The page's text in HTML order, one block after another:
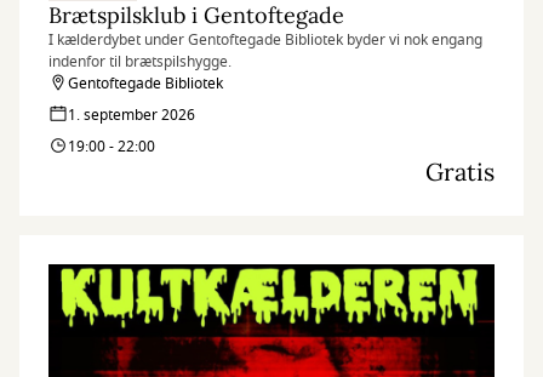
Brætspilsklub i Gentoftegade
I kælderdybet under Gentoftegade Bibliotek byder vi nok engang
indenfor til brætspilshygge.
Gentoftegade Bibliotek
1. september 2026
19:00 - 22:00
Gratis